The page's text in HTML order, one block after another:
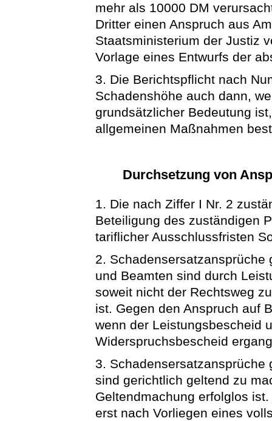
mehr als 10000 DM
Dritter einen Anspruch aus
Staatsministerium der Justiz
Vorlage eines Entwurfs der
3. Die Berichtspflicht nach
Schadenshöhe auch dann,
grundsätzlicher Bedeutung
allgemeinen Maßnahmen
Durchsetzung von
1. Die nach Ziffer I Nr. 2
Beteiligung des zuständigen
tariflicher Ausschlussfristen
2. Schadensersatzansprüche
und Beamten sind durch
soweit nicht der Rechtsweg
ist. Gegen den Anspruch auf
wenn der Leistungsbescheid
Widerspruchsbescheid
3. Schadensersatzansprüche
sind gerichtlich geltend zu
Geltendmachung erfolglos
erst nach Vorliegen eines